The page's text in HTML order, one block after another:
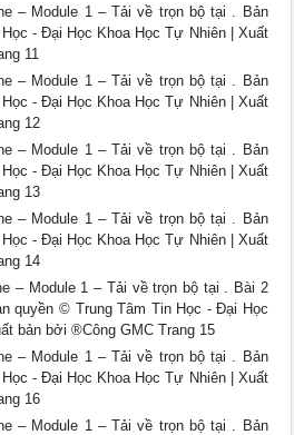
– Module 1 – Tải về trọn bộ tại . Bản
- Đại Học Khoa Học Tự Nhiên | Xuất
11
– Module 1 – Tải về trọn bộ tại . Bản
- Đại Học Khoa Học Tự Nhiên | Xuất
12
– Module 1 – Tải về trọn bộ tại . Bản
- Đại Học Khoa Học Tự Nhiên | Xuất
13
– Module 1 – Tải về trọn bộ tại . Bản
- Đại Học Khoa Học Tự Nhiên | Xuất
14
– Module 1 – Tải về trọn bộ tại . Bài 2
quyền © Trung Tâm Tin Học - Đại Học
bản bởi ®Công GMC Trang 15
– Module 1 – Tải về trọn bộ tại . Bản
- Đại Học Khoa Học Tự Nhiên | Xuất
16
– Module 1 – Tải về trọn bộ tại . Bản